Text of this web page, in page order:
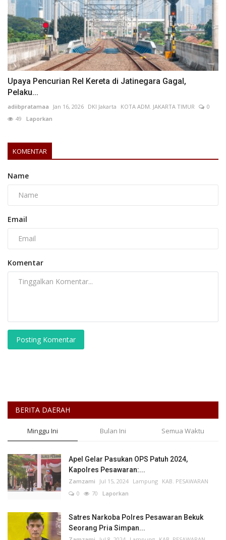
Upaya Pencurian Rel Kereta di Jatinegara Gagal,
Pelaku...
adiibpratamaa Jan 16, 2026 DKI Jakarta KOTA ADM. JAKARTA TIMUR
0
49 Laporkan
KOMENTAR
Name
Email
Komentar
Posting Komentar
BERITA DAERAH
Minggu Ini Bulan Ini Semua Waktu
Apel Gelar Pasukan OPS Patuh 2024,
Kapolres Pesawaran:...
Zamzami Jul 15, 2024 Lampung KAB. PESAWARAN
0
70 Laporkan
Satres Narkoba Polres Pesawaran Bekuk
Seorang Pria Simpan...